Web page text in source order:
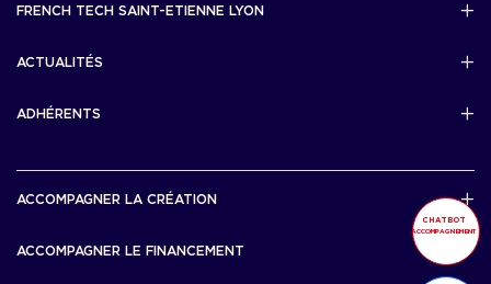
CHATBOT
ACCOMPAGNEMENT
Politique de confidentialité
Développement 69pixl
FRENCH TECH SAINT-ETIENNE LYON
ACTUALITÉS
ADHÉRENTS
ACCOMPAGNER LA CRÉATION
ACCOMPAGNER LE FINANCEMENT